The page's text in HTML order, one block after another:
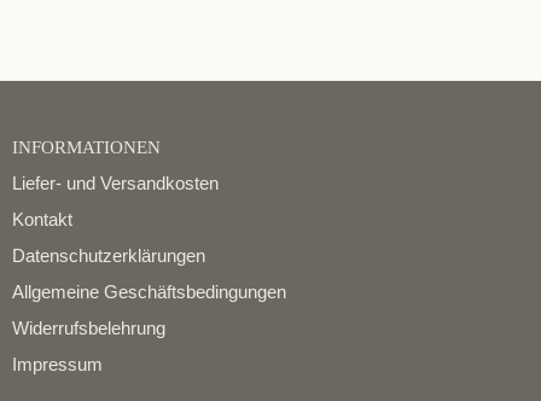
INFORMATIONEN
Liefer- und Versandkosten
Kontakt
Datenschutzerklärungen
Allgemeine Geschäftsbedingungen
Widerrufsbelehrung
Impressum